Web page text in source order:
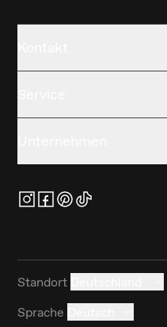
Standort
Sprache